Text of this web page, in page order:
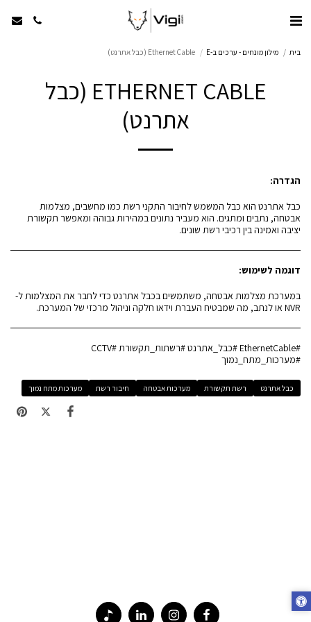
בית מילון מונחים - ערכים ב-E Ethernet Cable (כבל אתרנט)
ETHERNET CABLE (כבל
אתרנט)
הגדרה:
כבל אתרנט הוא כבל המשמש לחיבור התקני רשת כמו מחשבים, מצלמות
אבטחה, נתבים ומתגים. הוא מעביר נתונים במהירות גבוהה ומאפשר תקשורת
יציבה ואמינה בין רכיבי רשת שונים.
דוגמה לשימוש:
במערכת מצלמות אבטחה, משתמשים בכבל אתרנט כדי לחבר את המצלמות ל-
NVR או לנתב, מה שמבטיח העברת וידאו חלקה וניהול מרכזי של המערכת.
#EthernetCable #כבל_אתרנט #רשתות_תקשורת #CCTV
#מערכות_מתח_נמוך
כבל אתרנט רשת תקשורת מערכות אבטחה חיבור רשת מערכות מתח נמוך